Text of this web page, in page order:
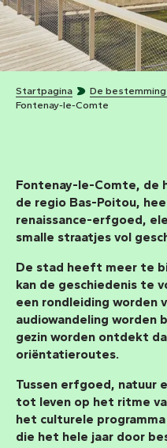
Startpagina
De
Fontenay-le-Comte
Fontenay-le-Comte, de
de regio Bas-Poitou,
renaissance-erfgoed,
smalle straatjes vol
De stad heeft meer te
kan de geschiedenis te
een rondleiding worden
audiowandeling
gezin worden ontdekt
oriëntatieroutes.
Tussen erfgoed, natuur
tot leven op het ritme
het culturele
die het hele jaar door